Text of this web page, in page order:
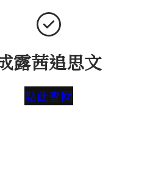
露茜追思文
點此查閱